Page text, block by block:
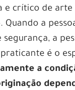
e crítico de
Quando a
a
é o
a